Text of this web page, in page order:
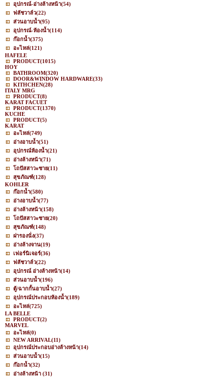
อุปกรณ์-อ่างล้างหน้า(54)
ฟลัชวาล์ว(22)
ส่วนอาบน้ำ(95)
อุปกรณ์-ห้องน้ำ(114)
ก๊อกน้ำ(375)
อะไหล่(121)
HAFELE
PRODUCT(1015)
HOY
BATHROOM(320)
DOOR&WINDOW HARDWARE(33)
KITHCHEN(28)
ITALY MRG
PRODUCT(8)
KARAT FACUET
PRODUCT(1370)
KUCHE
PRODUCT(5)
KARAT
อะไหล่(749)
อ่างอาบน้ำ(51)
อุปกรณ์ห้องน้ำ(21)
อ่างล้างหน้า(71)
โถปัสสาวะชาย(11)
สุขภัณฑ์(128)
KOHLER
ก๊อกน้ำ(580)
อ่างอาบน้ำ(77)
อ่างล้างหน้า(158)
โถปัสสาวะชาย(20)
สุขภัณฑ์(148)
ฝารองนั่ง(37)
อ่างล้างจาน(19)
เฟอร์นิเจอร์(36)
ฟลัชวาล์ว(22)
อุปกรณ์ อ่างล้างหน้า(14)
ส่วนอาบน้ำ(196)
ตู้/ฉากกั้นอาบน้ำ(27)
อุปกรณ์ประกอบห้องน้ำ(189)
อะไหล่(725)
LA BELLE
PRODUCT(2)
MARVEL
อะไหล่(0)
NEW ARRIVAL(11)
อุปกรณ์ประกอบอ่างล้างหน้า(14)
ส่วนอาบน้ำ(15)
ก๊อกน้ำ(32)
อ่างล้างหน้า (31)